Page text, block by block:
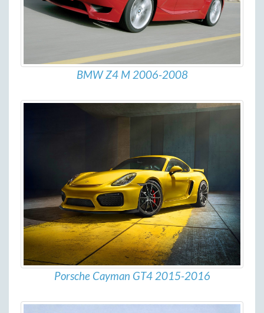
BMW Z4 M 2006-2008
Porsche Cayman GT4 2015-2016